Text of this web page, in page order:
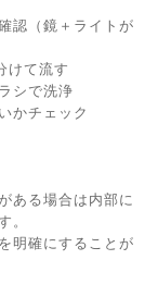
認（鏡＋ライトが
けて流す
シで洗浄
かチェック
がある場合は内部に
。
明確にすることが